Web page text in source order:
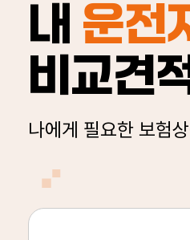
내 운전
비교견
나에게 필요한 보험